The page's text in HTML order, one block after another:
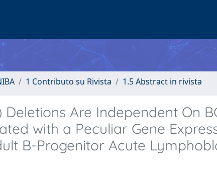
1 Contributo su Rivista 1.5 Abstract in rivista
Deletions Are Independent On
with a Peculiar Gene
B-Progenitor Acute